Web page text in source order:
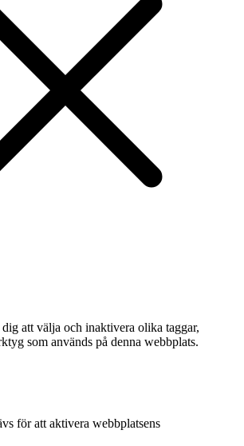
att välja och inaktivera olika taggar,
som används på denna webbplats.
för att aktivera webbplatsens